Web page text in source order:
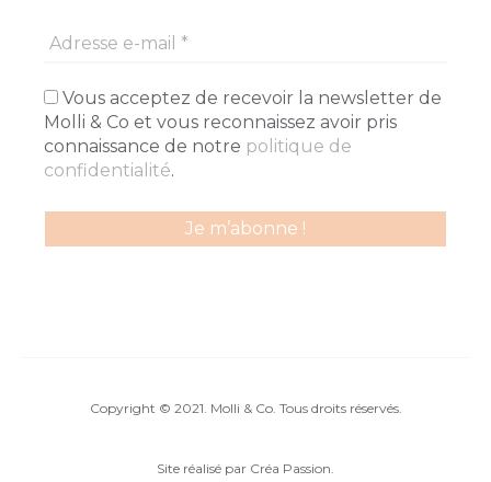
Vous acceptez de recevoir la newsletter de
Molli & Co et vous reconnaissez avoir pris
connaissance de notre politique de
confidentialité.
Copyright © 2021. Molli & Co. Tous droits réservés.
Site réalisé par Créa Passion.